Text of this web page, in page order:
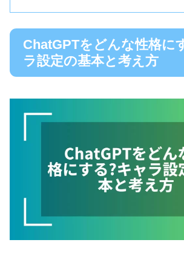
ChatGPTをどんな性格に
ラ設定の基本と考え方